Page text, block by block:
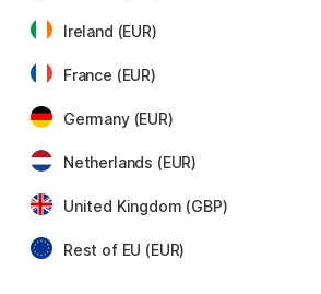
SAKURA
3.60 €
Ireland (EUR)
France (EUR)
Germany (EUR)
Netherlands (EUR)
United Kingdom (GBP)
Rest of EU (EUR)